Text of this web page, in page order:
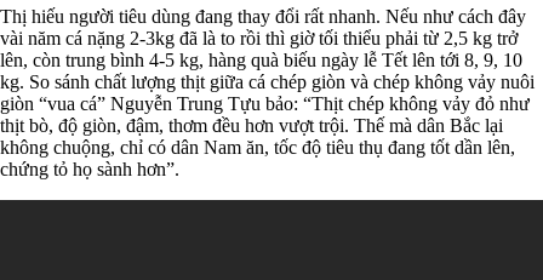
Thị hiếu người tiêu dùng đang thay đổi rất nhanh. Nếu như cách đây
vài năm cá nặng 2-3kg đã là to rồi thì giờ tối thiểu phải từ 2,5 kg trở
lên, còn trung bình 4-5 kg, hàng quà biếu ngày lễ Tết lên tới 8, 9, 10
kg. So sánh chất lượng thịt giữa cá chép giòn và chép không vảy nuôi
giòn “vua cá” Nguyễn Trung Tựu bảo: “Thịt chép không vảy đỏ như
thịt bò, độ giòn, đậm, thơm đều hơn vượt trội. Thế mà dân Bắc lại
không chuộng, chỉ có dân Nam ăn, tốc độ tiêu thụ đang tốt dần lên,
chứng tỏ họ sành hơn”.